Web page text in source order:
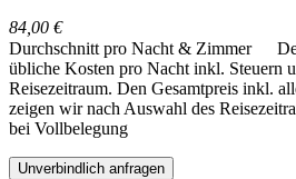
84,00 €
Durchschnitt pro Nacht & Zimmer
übliche Kosten pro Nacht inkl. Steuern
Reisezeitraum. Den Gesamtpreis inkl.
zeigen wir nach Auswahl des
bei Vollbelegung
Unverbindlich anfragen